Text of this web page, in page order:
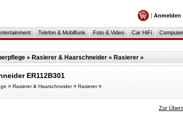
Anmelden
Telefon & Mobilfunk Foto & Video Car HiFi Computer
» Rasierer & Haarschneider » Rasierer »
ER112B301
» Rasierer & Haarschneider» Rasierer»
Zur